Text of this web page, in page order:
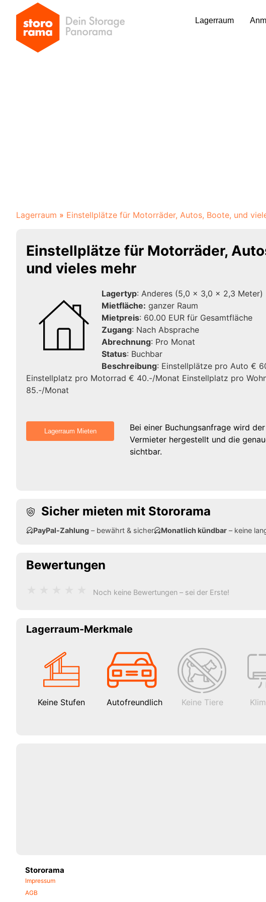
Lagerraum
Lagerraum » Einstellplätze für Motorräder, Autos, Boote, und
Einstellplätze für Motorräder,
und vieles mehr
Lagertyp: Anderes (5,0 x 3,0 x 2,3 Meter)
Mietfläche: ganzer Raum
Mietpreis: 60.00 EUR für Gesamtfläche
Zugang: Nach Absprache
Abrechnung: Pro Monat
Status: Buchbar
Beschreibung: Einstellplätze pro Auto €
Einstellplatz pro Motorrad € 40.-/Monat Einstellplatz pro
85.-/Monat
Bei einer Buchungsanfrage wird
Vermieter hergestellt und die
sichtbar.
Sicher mieten mit Stororama
PayPal-Zahlung – bewährt & sicher Monatlich kündbar – keine
Bewertungen
Noch keine Bewertungen – sei der Erste!
Lagerraum-Merkmale
Keine Stufen Autofreundlich Keine Tiere
Stororama
Impressum
AGB